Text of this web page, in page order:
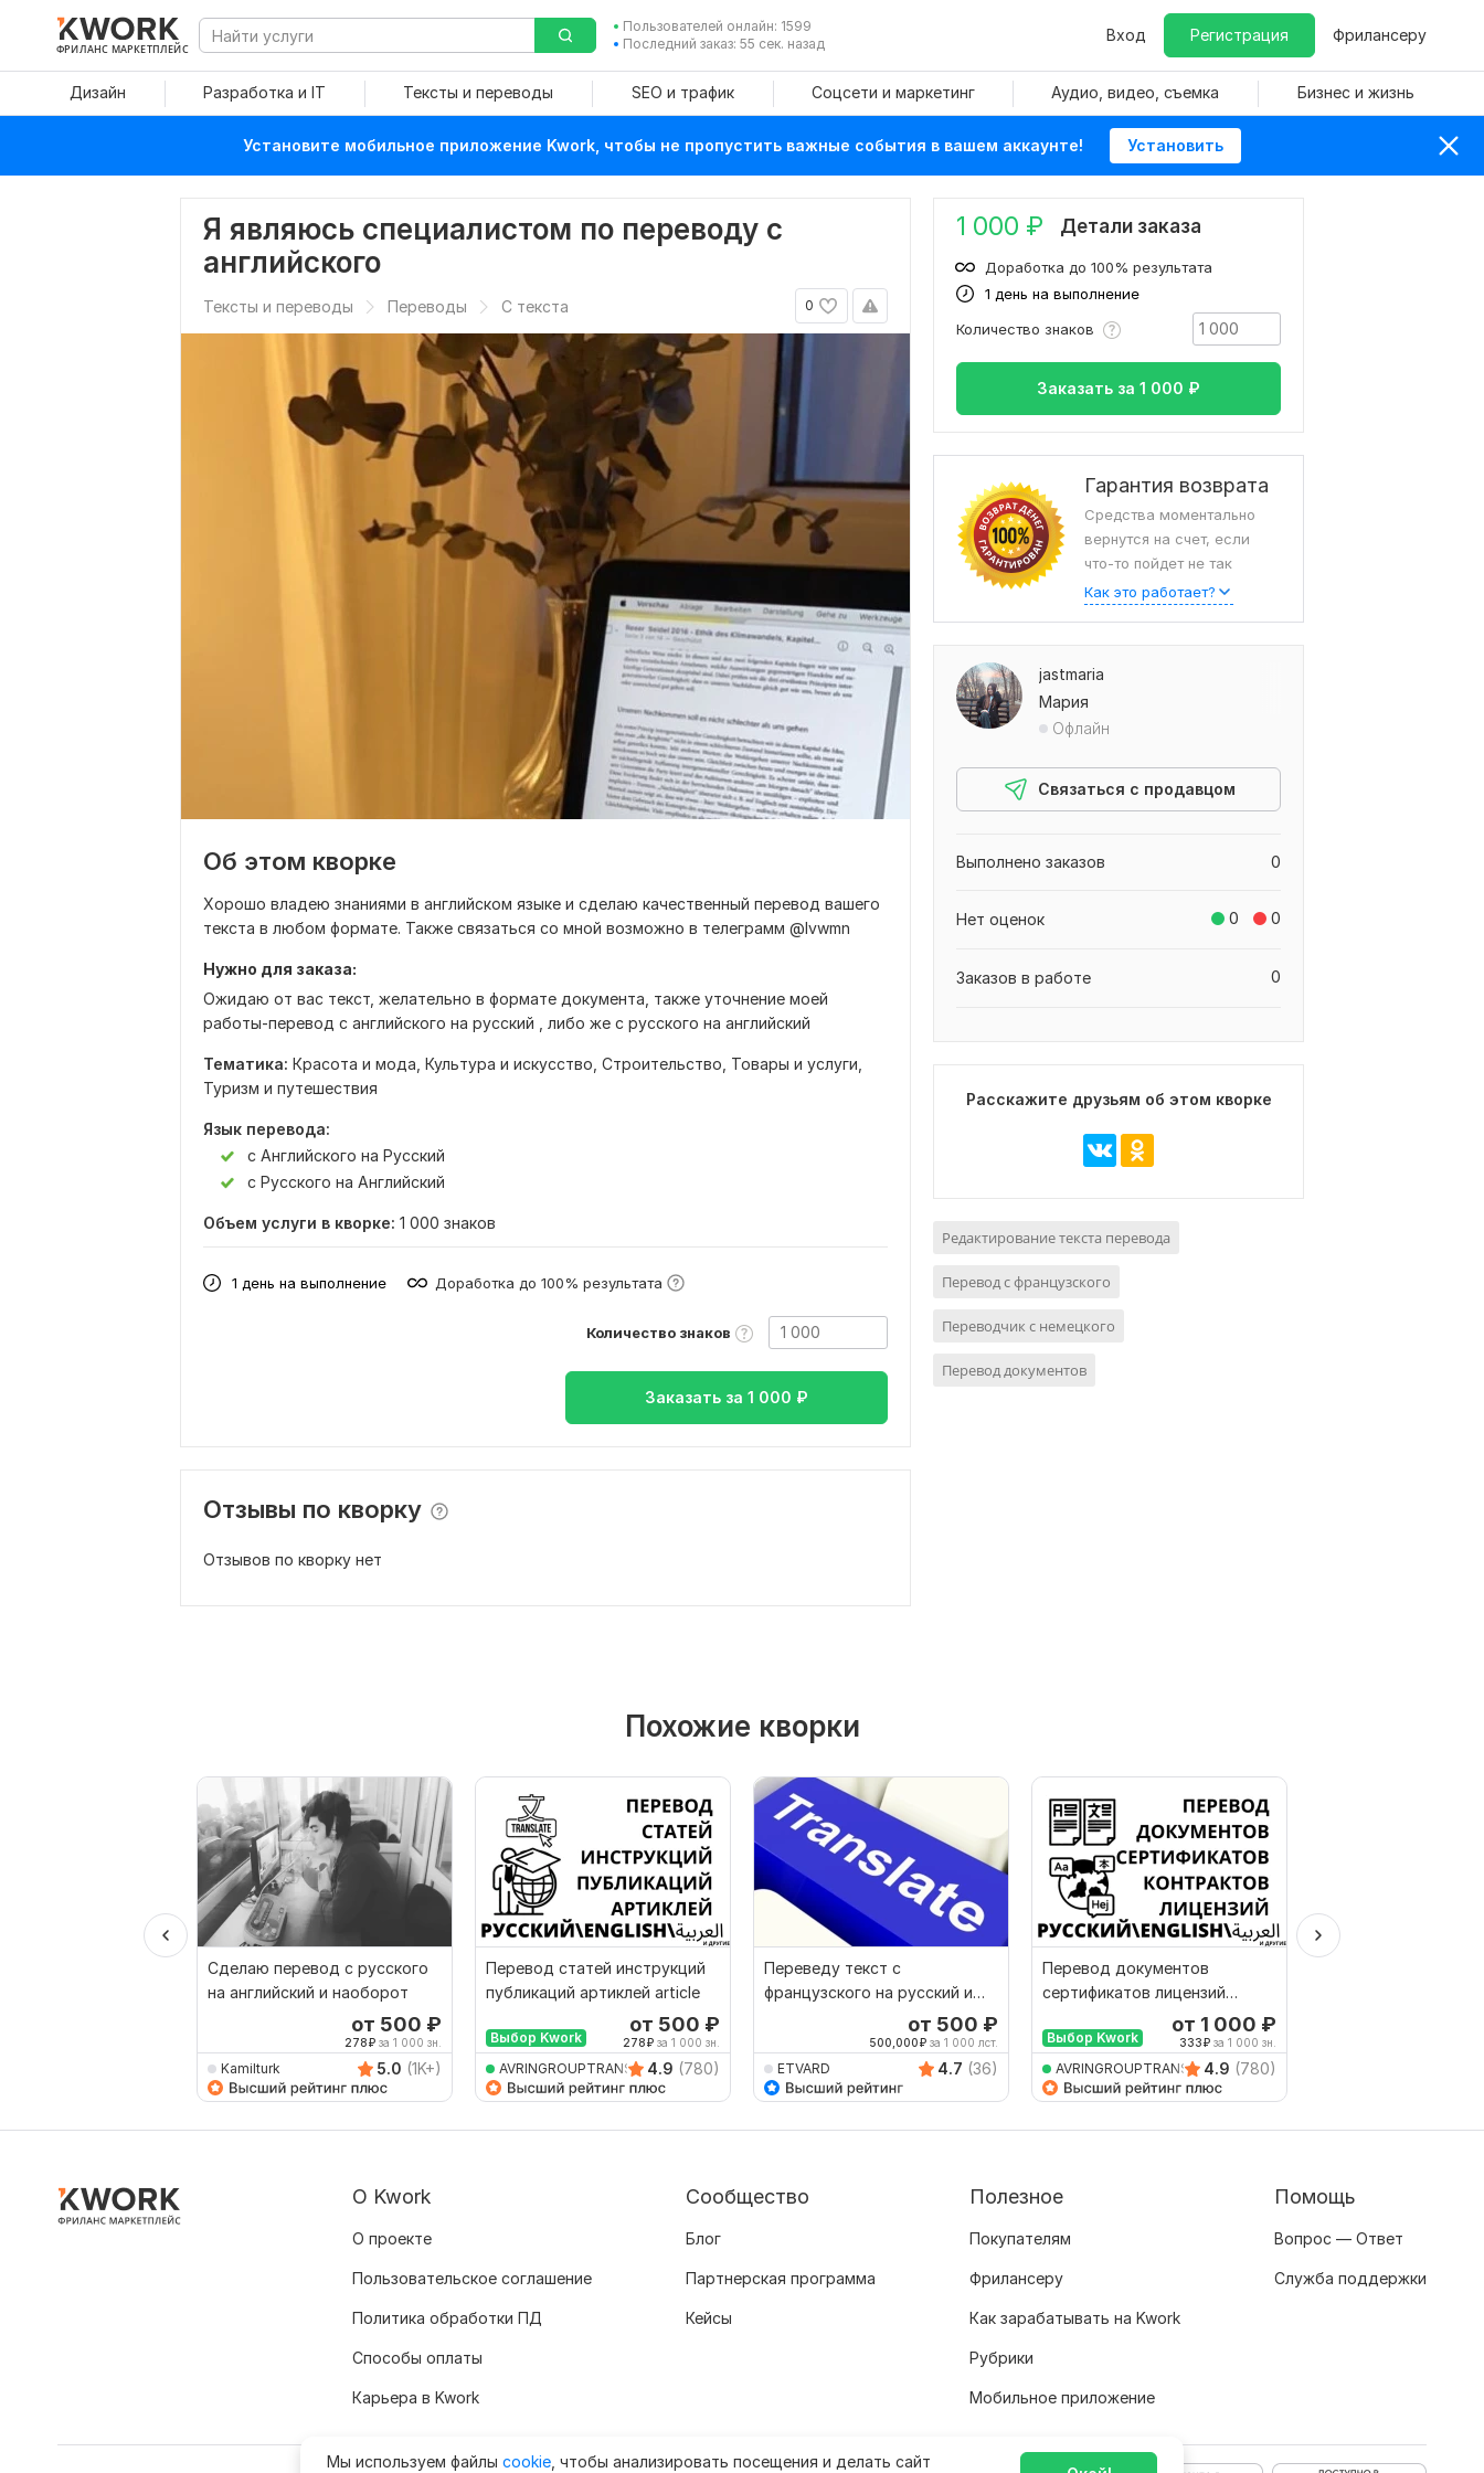
ФРИЛАНС МАРКЕТПЛЕЙС
Пользователей онлайн: 1599
Последний заказ: 55 сек. назад
Вход Регистрация Фрилансеру
Дизайн Разработка и IT Тексты и переводы SEO и трафик Соцсети и маркетинг Аудио, видео, съемка Бизнес и жизнь
Установите мобильное приложение Kwork, чтобы не пропустить важные события в вашем аккаунте! Установить
Я являюсь специалистом по переводу с
английского
0
Тексты и переводы Переводы С текста
Об этом кворке
Хорошо владею знаниями в английском языке и сделаю качественный перевод вашего
текста в любом формате. Также связаться со мной возможно в телеграмм @lvwmn
Нужно для заказа:
Ожидаю от вас текст, желательно в формате документа, также уточнение моей
работы-перевод с английского на русский , либо же с русского на английский
Тематика: Красота и мода, Культура и искусство, Строительство, Товары и услуги,
Туризм и путешествия
Язык перевода:
с Английского на Русский
с Русского на Английский
Объем услуги в кворке: 1 000 знаков
1 день на выполнение Доработка до 100% результата
Количество знаков
Заказать за 1 000 ₽
Отзывы по кворку
Отзывов по кворку нет
1 000 ₽ Детали заказа
1 день на выполнение
Доработка до 100% результата
Количество знаков
Заказать за 1 000 ₽
Гарантия возврата
Средства моментально
вернутся на счет, если
что-то пойдет не так
Как это работает?
jastmaria
Мария
Офлайн
Связаться с продавцом
0
Выполнено заказов
0 0
Нет оценок
0
Заказов в работе
Расскажите друзьям об этом кворке
Редактирование текста перевода
Перевод с французского
Переводчик с немецкого
Перевод документов
Похожие кворки
Сделаю перевод с русского
на английский и наоборот
от 500 ₽
278₽ за 1 000 зн.
Kamilturk 5.0 (1K+)
Перевод статей инструкций
публикаций артиклей article
Выбор Kwork
от 500 ₽
278₽ за 1 000 зн.
AVRINGROUPTRANSLATIO
4.9 (780)
Переведу текст с
французского на русский и
от 500 ₽
500,000₽ за 1 000 лст.
ETVARD 4.7 (36)
Перевод документов
сертификатов лицензий
контрактов апостилей
document
Выбор Kwork
от 1 000 ₽
333₽ за 1 000 зн.
AVRINGROUPTRANSLATIO
4.9 (780)
Мы используем файлы cookie , чтобы анализировать посещения и делать сайт
О Kwork
О проекте
Пользовательское соглашение
Политика обработки ПД
Способы оплаты
Карьера в Kwork
Сообщество
Блог
Партнерская программа
Кейсы
Полезное
Покупателям
Фрилансеру
Как зарабатывать на Kwork
Рубрики
Мобильное приложение
Помощь
Вопрос — Ответ
Служба поддержки